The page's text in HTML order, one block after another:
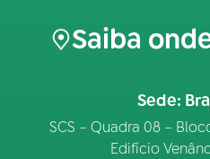
Saiba
Sede:
SCS – Quadra 08 –
Edifício